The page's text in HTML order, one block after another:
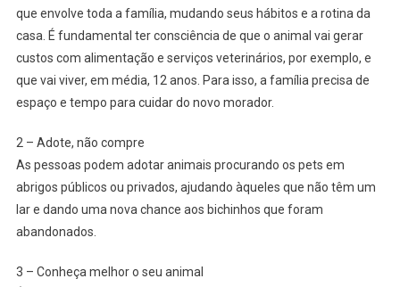
que envolve toda a família, mudando seus hábitos e a rotina da
casa. É fundamental ter consciência de que o animal vai gerar
custos com alimentação e serviços veterinários, por exemplo, e
que vai viver, em média, 12 anos. Para isso, a família precisa de
espaço e tempo para cuidar do novo morador.
2 – Adote, não compre
As pessoas podem adotar animais procurando os pets em
abrigos públicos ou privados, ajudando àqueles que não têm um
lar e dando uma nova chance aos bichinhos que foram
abandonados.
3 – Conheça melhor o seu animal